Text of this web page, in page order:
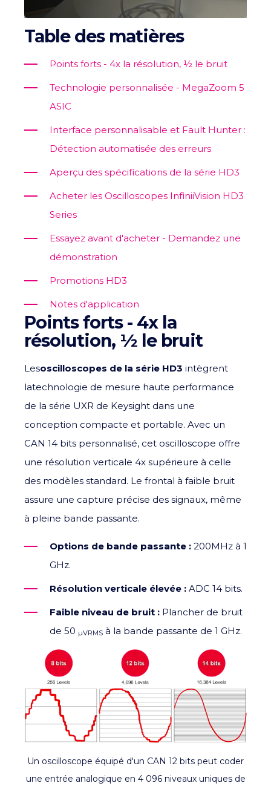
Table des matières
Points forts - 4x la résolution, ½ le bruit
Technologie personnalisée - MegaZoom 5
ASIC
Interface personnalisable et Fault Hunter :
Détection automatisée des erreurs
Aperçu des spécifications de la série HD3
Acheter les Oscilloscopes InfiniiVision HD3
Series
Essayez avant d'acheter - Demandez une
démonstration
Promotions HD3
Notes d'application
Points forts - 4x la
résolution, ½ le bruit
Lesoscilloscopes de la série HD3 intègrent
latechnologie de mesure haute performance
de la série UXR de Keysight dans une
conception compacte et portable. Avec un
CAN 14 bits personnalisé, cet oscilloscope offre
une résolution verticale 4x supérieure à celle
des modèles standard. Le frontal à faible bruit
assure une capture précise des signaux, même
à pleine bande passante.
Options de bande passante : 200MHz à 1
GHz.
Résolution verticale élevée : ADC 14 bits.
Faible niveau de bruit : Plancher de bruit
de 50 µVRMS à la bande passante de 1 GHz.
Un oscilloscope équipé d'un CAN 12 bits peut coder
une entrée analogique en 4 096 niveaux uniques de